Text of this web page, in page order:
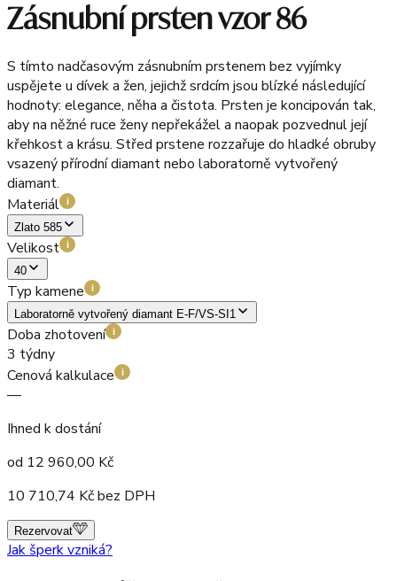
Zásnubní prsten vzor 86
S tímto nadčasovým zásnubním prstenem bez vyjímky
uspějete u dívek a žen, jejichž srdcím jsou blízké následující
hodnoty: elegance, něha a čistota. Prsten je koncipován tak,
aby na něžné ruce ženy nepřekážel a naopak pozvednul její
křehkost a krásu. Střed prstene rozzařuje do hladké obruby
vsazený přírodní diamant nebo laboratorně vytvořený
diamant.
Materiál
i
Zlato 585
Velikost i
40
Typ kamene i
Laboratorně vytvořený diamant E-F/VS-SI1
Doba zhotovení i
3 týdny
Cenová kalkulace
i
—
Ihned k dostání
od 12 960,00 Kč
10 710,74 Kč bez DPH
Rezervovat
Jak šperk vzniká?